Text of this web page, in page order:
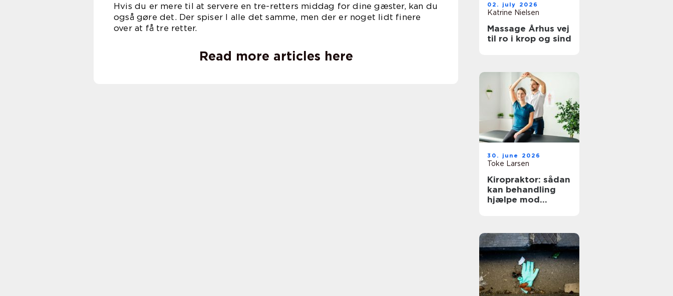
Hvis du er mere til at servere en tre-retters middag for dine gæster, kan du
også gøre det. Der spiser I alle det samme, men der er noget lidt finere
over at få tre retter.
Read more articles here
02. july 2026
Katrine Nielsen
Massage Århus vej
til ro i krop og sind
30. june 2026
Toke Larsen
Kiropraktor: sådan
kan behandling
hjælpe mod